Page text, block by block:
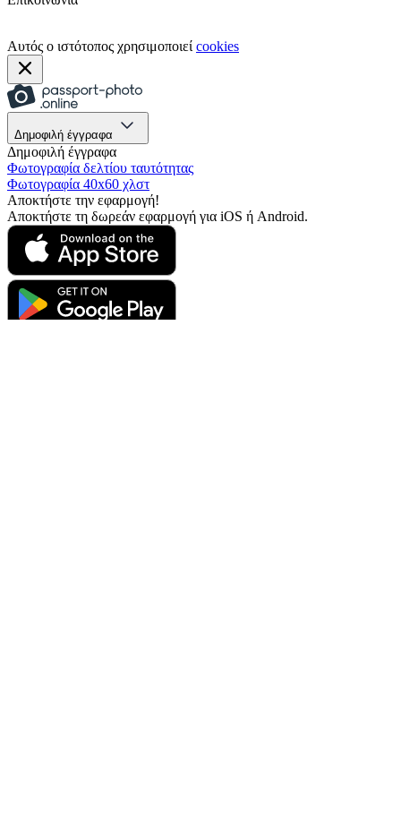
Αυτός ο ιστότοπος χρησιμοποιεί cookies
Δημοφιλή έγγραφα
Δημοφιλή έγγραφα
Φωτογραφία δελτίου ταυτότητας
Φωτογραφία 40x60 χλστ
Αποκτήστε την εφαρμογή!
Αποκτήστε τη δωρεάν εφαρμογή για iOS ή Android.